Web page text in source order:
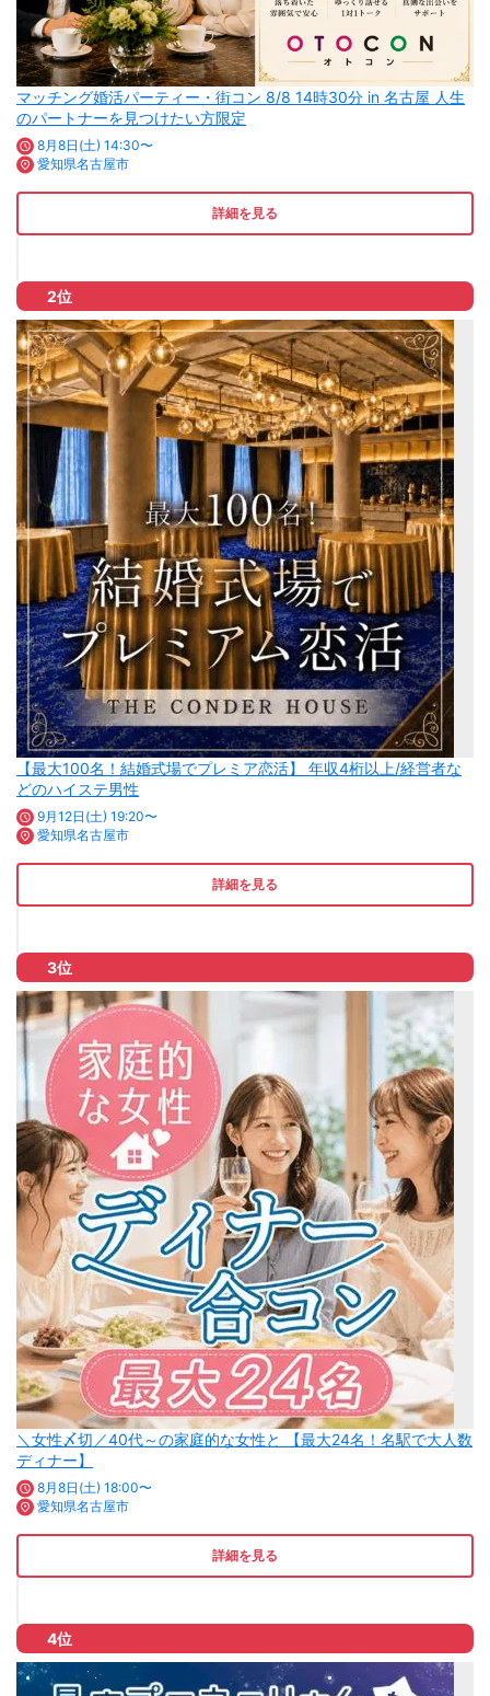
マッチング婚活パーティー・街コン 8/8 14時30分 in 名古屋 人生
のパートナーを見つけたい方限定
8月8日(土) 14:30〜
愛知県名古屋市
詳細を見る
2位
【最大100名！結婚式場でプレミア恋活】 年収4桁以上/経営者な
どのハイステ男性
9月12日(土) 19:20〜
愛知県名古屋市
詳細を見る
3位
＼女性〆切／40代～の家庭的な女性と 【最大24名！名駅で大人数
ディナー】
8月8日(土) 18:00〜
愛知県名古屋市
詳細を見る
4位